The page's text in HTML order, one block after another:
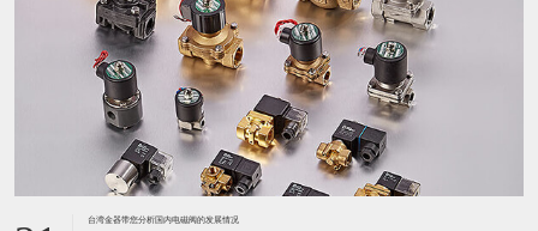
台湾金器带您分析国内电磁阀的发展情况